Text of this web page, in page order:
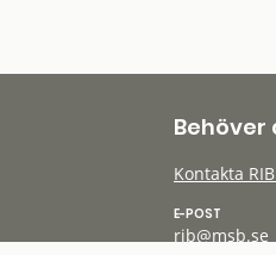
Behöver
Kontakta
E-POST
rib@msb.se